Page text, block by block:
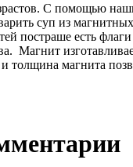
С помощью
суп из
постраше есть
Магнит
толщина магнита